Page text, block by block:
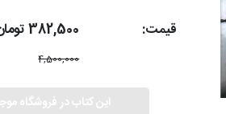
قیمت:
382,500 تومان
4,500,000
این کتاب در فروشگاه